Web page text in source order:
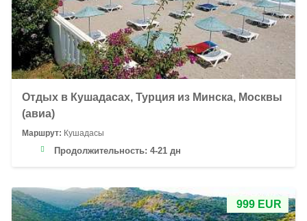
Отдых в Кушадасах, Турция из Минска, Москвы
(авиа)
Маршрут: Кушадасы
Продолжительность: 4-21 дн
999 EUR